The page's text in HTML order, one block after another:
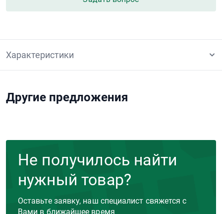
Характеристики
Другие предложения
Не получилось найти
нужный товар?
Оставьте заявку, наш специалист свяжется с
Вами в ближайшее время